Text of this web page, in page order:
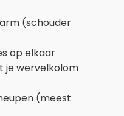
(schouder
op elkaar
je wervelkolom
(meest